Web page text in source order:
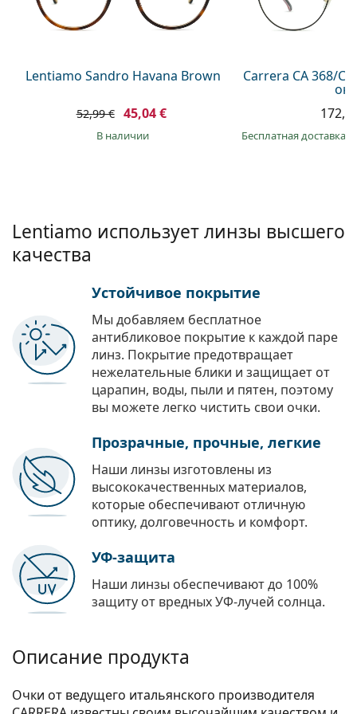
Persol
Все бренды
Lentiamo Sandro Havana Brown
52,99 € 45,04 €
в наличии
Carrera CA 368/C
он)
Бесплатная доставка
Lentiamo использует линзы высшего
качества
Устойчивое покрытие
Мы добавляем бесплатное
антибликовое покрытие к каждой паре
линз. Покрытие предотвращает
нежелательные блики и защищает от
царапин, воды, пыли и пятен, поэтому
вы можете легко чистить свои очки.
Прозрачные, прочные, легкие
Наши линзы изготовлены из
высококачественных материалов,
которые обеспечивают отличную
оптику, долговечность и комфорт.
УФ-защита
Наши линзы обеспечивают до 100%
защиту от вредных УФ-лучей солнца.
Описание продукта
Очки от ведущего итальянского производителя